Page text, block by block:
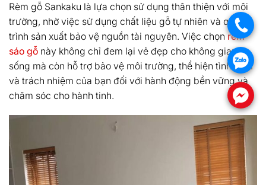
Rèm gỗ Sankaku là lựa chọn sử dụng thân thiện với môi
trường, nhờ việc sử dụng chất liệu gỗ tự nhiên và quy
trình sản xuất bảo vệ nguồn tài nguyên. Việc chọnrèm
sáo gỗ này không chỉ đem lại vẻ đẹp cho không gian
sống mà còn hỗ trợ bảo vệ môi trường, thể hiện tình cảm
và trách nhiệm của bạn đối với hành động bền vững và
chăm sóc cho hành tinh.
.
.
.